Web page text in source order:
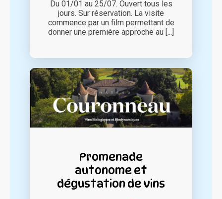
Du 01/01 au 25/07. Ouvert tous les
jours. Sur réservation. La visite
commence par un film permettant de
donner une première approche au [...]
Promenade
autonome et
dégustation de vins